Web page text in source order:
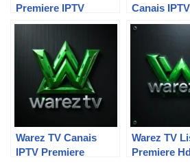
Premiere IPTV
Canais IPTV
Premiere
Warez TV Canais
IPTV Premiere
Warez TV
Premiere